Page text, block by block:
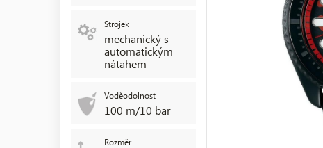
Strojek
mechanický s
automatickým
nátahem
Voděodolnost
100 m/10 bar
Rozměr